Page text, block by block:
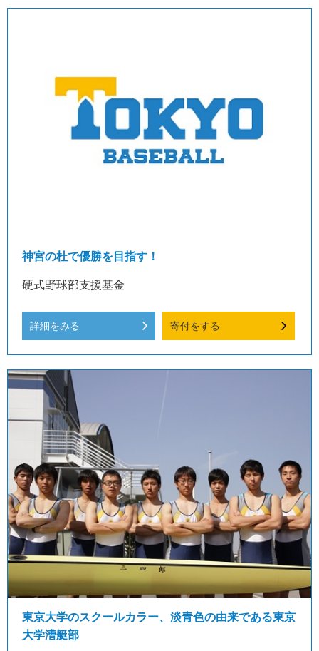
神宮の杜で優勝を目指す！
硬式野球部支援基金
詳細をみる 寄付をする
東京大学のスクールカラー、淡青色の由来である東京
大学漕艇部